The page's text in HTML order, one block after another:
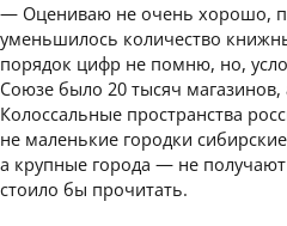
— Оцениваю не очень хорошо,
уменьшилось количество
порядок цифр не помню, но,
Союзе было 20 тысяч магазинов,
Колоссальные пространства
не маленькие городки
а крупные города — не
стоило бы прочитать.